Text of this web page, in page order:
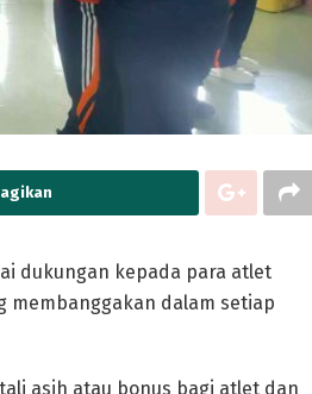
dukungan kepada para atlet
membanggakan dalam setiap
asih atau bonus bagi atlet dan